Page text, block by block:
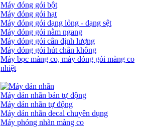
Máy đóng gói bột
Máy đóng gói hạt
Máy đóng gói dạng lỏng - dạng sệt
Máy đóng gói nằm ngang
Máy đóng gói cân định lượng
Máy đóng gói hút chân không
Máy bọc màng co, máy đóng gói màng co
nhiệt
Máy dán nhãn bán tự động
Máy dán nhãn tự động
Máy dán nhãn decal chuyên dụng
Máy phóng nhãn màng co